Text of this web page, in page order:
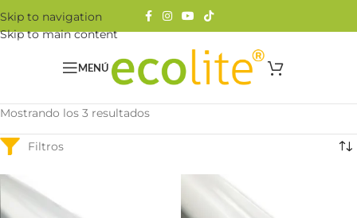
Skip to navigation
Skip to main content
MENÚ
Mostrando los 3 resultados